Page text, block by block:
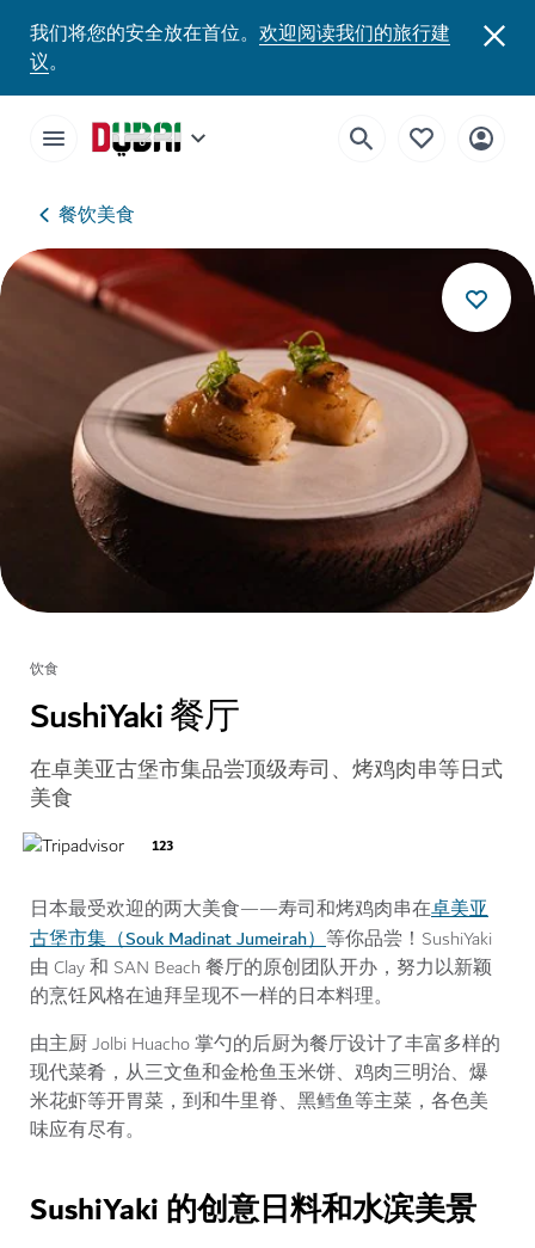
我们将您的安全放在首位。 欢迎阅读我们的旅行建
议。
餐饮美食
饮食
SushiYaki 餐厅
在卓美亚古堡市集品尝顶级寿司、烤鸡肉串等日式
美食
123
日本最受欢迎的两大美食——寿司和烤鸡肉串在卓美亚
古堡市集（Souk Madinat Jumeirah）等你品尝！SushiYaki
由 Clay 和 SAN Beach 餐厅的原创团队开办，努力以新颖
的烹饪风格在迪拜呈现不一样的日本料理。
由主厨 Jolbi Huacho 掌勺的后厨为餐厅设计了丰富多样的
现代菜肴，从三文鱼和金枪鱼玉米饼、鸡肉三明治、爆
米花虾等开胃菜，到和牛里脊、黑鳕鱼等主菜，各色美
味应有尽有。
SushiYaki 的创意日料和水滨美景